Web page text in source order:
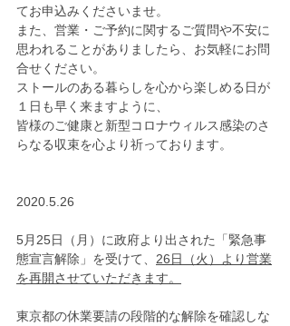
てお申込みくださいませ。
また、営業・ご予約に関するご質問や不安に
思われることがありましたら、お気軽にお問
合せください。
ストールのある暮らしを心から楽しめる日が
１日も早く来ますように、
皆様のご健康と新型コロナウィルス感染のさ
らなる収束を心より祈っております。
2020.5.26
5月25日（月）に政府より出された「緊急事
態宣言解除」を受けて、 26日（火）より営業
を再開させていただきます。
東京都の休業要請の段階的な解除を確認しな